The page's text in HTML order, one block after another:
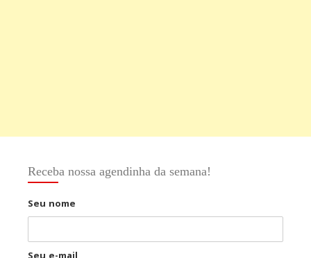
Receba nossa agendinha da semana!
Seu nome